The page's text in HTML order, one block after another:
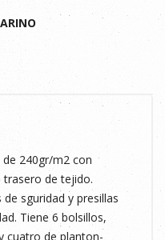
240gr/m2 con
trasero de tejido.
sguridad y presillas
Tiene 6 bolsillos,
cuatro de planton-